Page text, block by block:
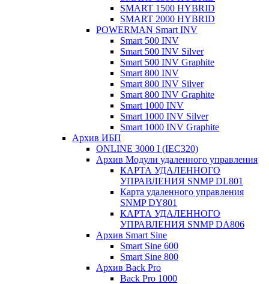
SMART 1500 HYBRID
SMART 2000 HYBRID
POWERMAN Smart INV
Smart 500 INV
Smart 500 INV Silver
Smart 500 INV Graphite
Smart 800 INV
Smart 800 INV Silver
Smart 800 INV Graphite
Smart 1000 INV
Smart 1000 INV Silver
Smart 1000 INV Graphite
Архив ИБП
ONLINE 3000 I (IEC320)
Архив Модули удаленного управления
КАРТА УДАЛЕННОГО
УПРАВЛЕНИЯ SNMP DL801
Карта удаленного управления
SNMP DY801
КАРТА УДАЛЕННОГО
УПРАВЛЕНИЯ SNMP DА806
Архив Smart Sine
Smart Sine 600
Smart Sine 800
Архив Back Pro
Back Pro 1000